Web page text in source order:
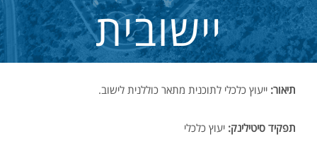
יישובית
תיאור: ייעוץ כלכלי לתוכנית מתאר כוללנית לישוב.
תפקיד סיטילינק: יעוץ כלכלי